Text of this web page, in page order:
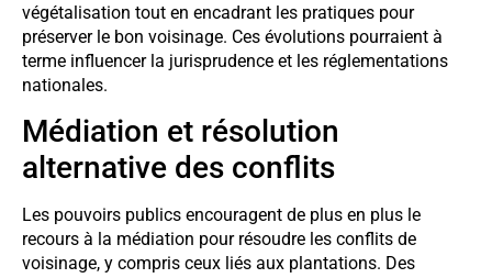
végétalisation tout en encadrant les pratiques pour
préserver le bon voisinage. Ces évolutions pourraient à
terme influencer la jurisprudence et les réglementations
nationales.
Médiation et résolution
alternative des conflits
Les pouvoirs publics encouragent de plus en plus le
recours à la médiation pour résoudre les conflits de
voisinage, y compris ceux liés aux plantations. Des